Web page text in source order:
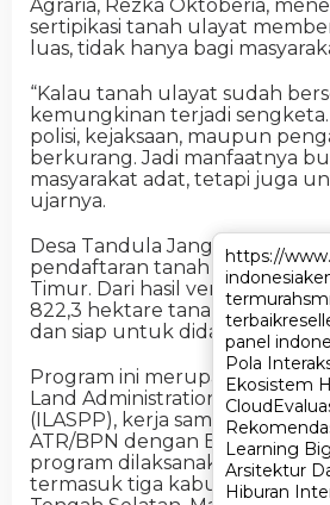
https://
indonesia
termurah
terbaik
panel
Pola
Ekosistem
Cloud
Learning
Arsitektur
Hiburan
https://
indonesia
termurah
terbaik
panel
Pola
Ekosistem
Cloud
Learning
Arsitektur
Hiburan
Agraria, Rezka Oktoberia,
sertipikasi tanah ulayat
luas, tidak hanya bagi
“Kalau tanah ulayat sudah
kemungkinan terjadi
polisi, kejaksaan, maupun
berkurang. Jadi manfaatnya
masyarakat adat, tetapi juga
ujarnya.
Desa Tandula Jangga menjadi
pendaftaran tanah ulayat di
Timur. Dari hasil verifikasi
822,3 hektare tanah
dan siap untuk didaftarkan.
Program ini merupakan bagian
Land Administration and
(ILASPP), kerja sama antara
ATR/BPN dengan Bank Dunia.
program dilaksanakan di
termasuk tiga kabupaten di